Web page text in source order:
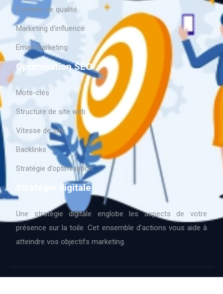
Contenu de qualité
Marketing d’influence
Email marketing
Optimisation SEO
Mots-clés
Structure de site web
Vitesse de site
Backlinks
Stratégie d’optimisation
Stratégie digitale
Une stratégie digitale englobe les aspects de votre
présence sur la toile. Cet ensemble d’actions vous aide à
atteindre vos objectifs marketing.